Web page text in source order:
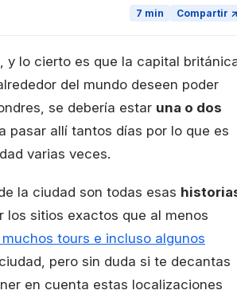
7 min Compartir ↗
y lo cierto es que la capital
del mundo deseen poder
se debería estar una o dos
pasar allí tantos días por lo que es
varias veces.
la ciudad son todas esas
los sitios exactos que al menos
muchos tours e incluso algunos
pero sin duda si te decantas
en cuenta estas localizaciones